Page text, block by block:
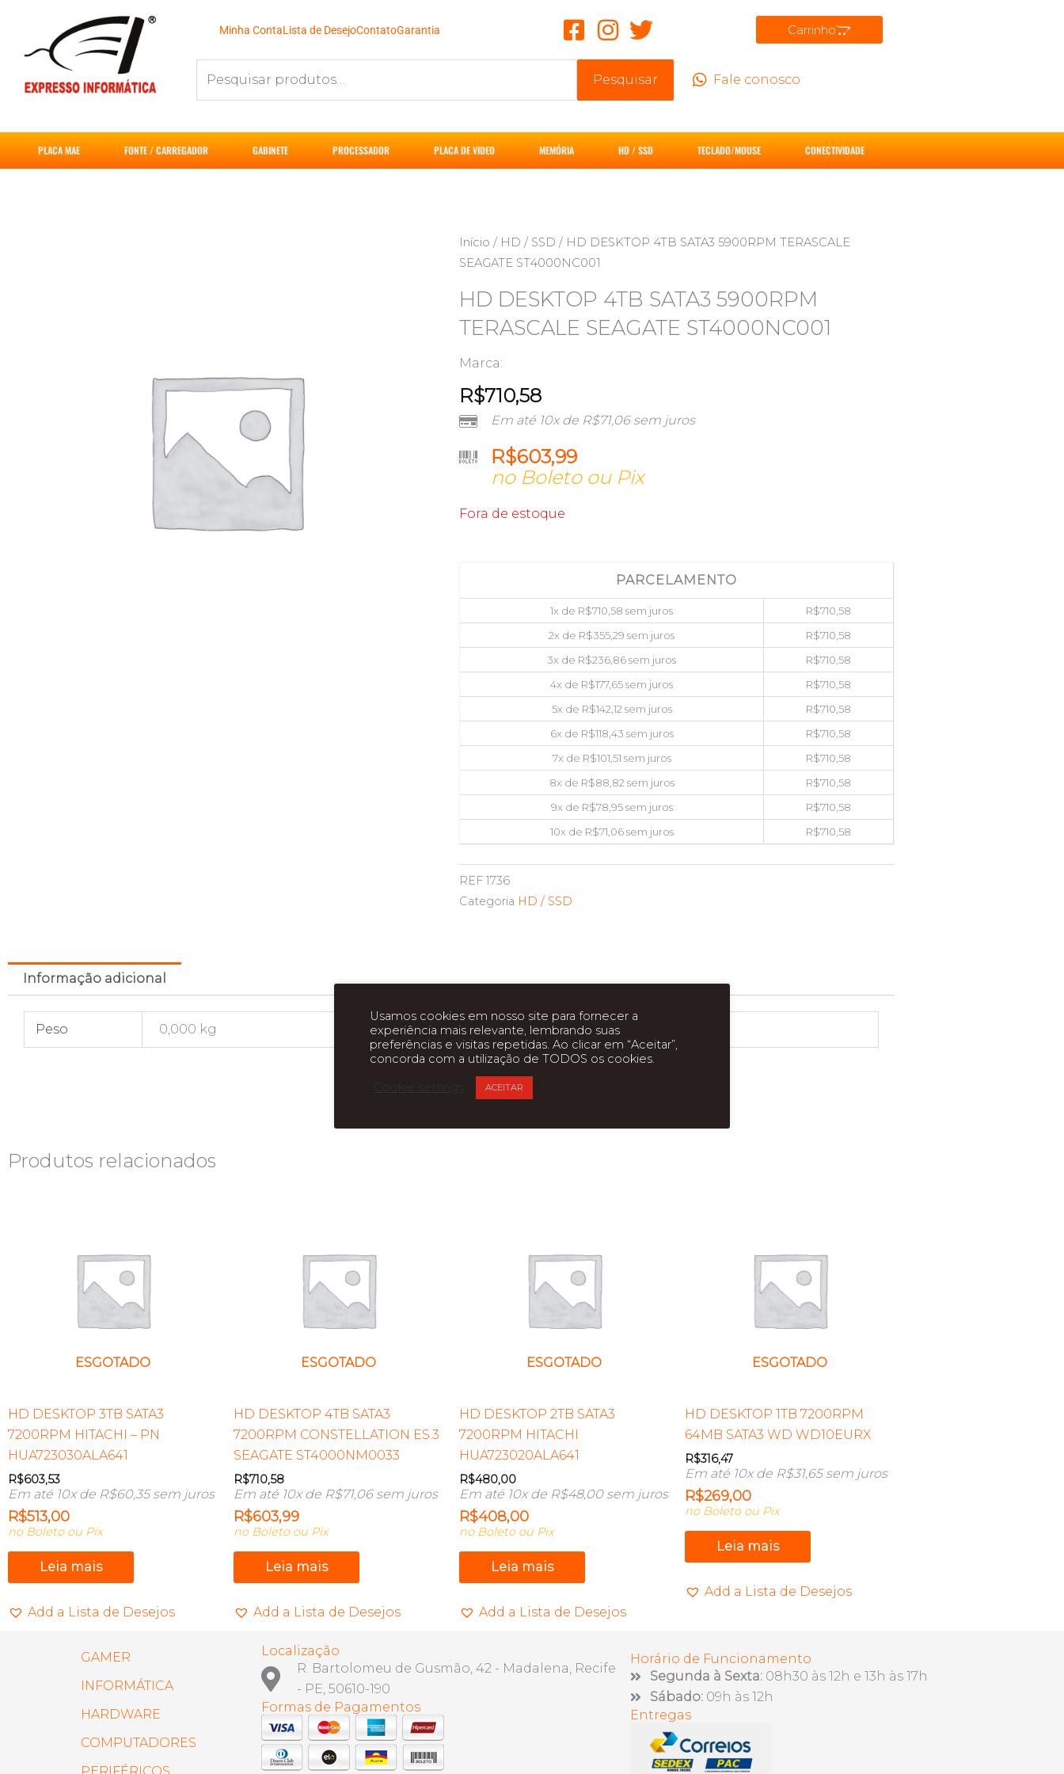
conteúdo
Minha ContaLista de DesejoContatoGarantia Carrinho
por:
Pesquisar Fale conosco
PLACA MAE FONTE / CARREGADOR GABINETE PROCESSADOR PLACA DE VIDEO MEMÓRIA HD / SSD TECLADO/MOUSE CONECTIVIDADE
Início / HD / SSD / HD DESKTOP 4TB SATA3 5900RPM TERASCALE
SEAGATE ST4000NC001
HD DESKTOP 4TB SATA3 5900RPM
TERASCALE SEAGATE ST4000NC001
Marca:
R$710,58
Em até 10x de R$71,06sem juros
R$603,99
no Boleto ou Pix
Fora de estoque
PARCELAMENTO
1x de R$710,58 sem juros R$710,58
2x de R$355,29 sem juros R$710,58
3x de R$236,86sem juros R$710,58
4x de R$177,65sem juros R$710,58
5x de R$142,12 sem juros R$710,58
6x de R$118,43 sem juros R$710,58
7x de R$101,51 sem juros R$710,58
8x de R$88,82 sem juros R$710,58
9x de R$78,95sem juros R$710,58
10x de R$71,06sem juros R$710,58
REF1736
Categoria HD / SSD
Informação adicional
Peso 0,000 kg
Produtos relacionados
ESGOTADO
HD DESKTOP 3TB SATA3
7200RPM HITACHI – PN
HUA723030ALA641
R$603,53
Em até 10x de R$60,35sem juros
R$513,00
no Boleto ou Pix
Leia mais
Add a Lista de Desejos
ESGOTADO
HD DESKTOP 4TB SATA3
7200RPM CONSTELLATION ES.3
SEAGATE ST4000NM0033
R$710,58
Em até 10x de R$71,06sem juros
R$603,99
no Boleto ou Pix
Leia mais
Add a Lista de Desejos
ESGOTADO
HD DESKTOP 2TB SATA3
7200RPM HITACHI
HUA723020ALA641
R$480,00
Em até 10x de R$48,00sem juros
R$408,00
no Boleto ou Pix
Leia mais
Add a Lista de Desejos
ESGOTADO
HD DESKTOP 1TB 7200RPM
64MB SATA3 WD WD10EURX
R$316,47
Em até 10x de R$31,65sem juros
R$269,00
no Boleto ou Pix
Leia mais
Add a Lista de Desejos
GAMER
INFORMÁTICA
HARDWARE
COMPUTADORES
PERIFÉRICOS
Localização
R. Bartolomeu de Gusmão, 42 - Madalena, Recife
- PE, 50610-190
Formas de Pagamentos
Horário de Funcionamento
Segunda à Sexta: 08h30 às 12h e 13h às 17h
Sábado: 09h às 12h
Entregas
Usamos cookies em nosso site para fornecer a
experiência mais relevante, lembrando suas
preferências e visitas repetidas. Ao clicar em “Aceitar”,
concorda com a utilização de TODOS os cookies.
ACEITAR